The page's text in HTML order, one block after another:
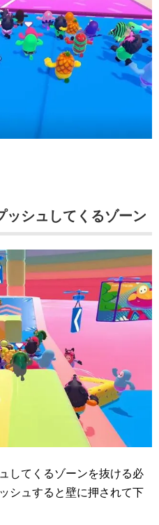
ッシュしてくるゾーン
してくるゾーンを抜ける必
シュすると壁に押されて下